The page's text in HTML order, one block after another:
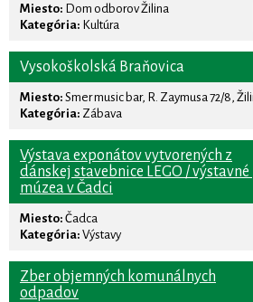
Miesto: Dom odborov Žilina
Kategória: Kultúra
Vysokoškolská Braňovica
Miesto: Smer music bar, R. Zaymusa 72/8,
Kategória: Zábava
Výstava exponátov vytvorených z
dánskej stavebnice LEGO /
múzea v Čadci
Miesto: Čadca
Kategória: Výstavy
Zber objemných komunálnych
odpadov